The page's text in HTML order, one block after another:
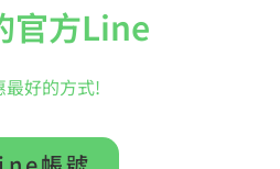
官方Line
好的方式!